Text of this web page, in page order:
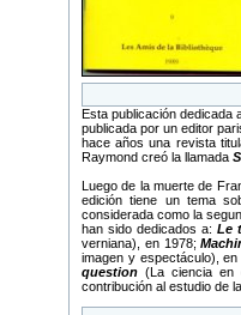
Esta publicación dedicada
publicada por un editor
hace años una revista
Raymond creó la llamada
Luego de la muerte de
edición tiene un tema
considerada como la
han sido dedicados a: Le
verniana), en 1978;
imagen y espectáculo), en
question (La ciencia en
contribución al estudio de